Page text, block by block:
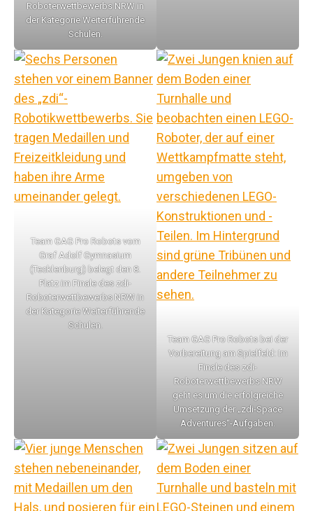
Roboterwettbewerbs NRW in
der Kategorie Weiterführende
Schulen.
Team GAG Pro Robots vom
Graf Adolf Gymnasium
(Tecklenburg) belegt den 8.
Platz im Finale des zdi-
Roboterwettbewerbs NRW in
der Kategorie Weiterführende
Schulen.
Team GAG Pro Robots bei der
Vorbereitung am Spielfeld: Im
Finale des zdi-
Roboterwettbewerbs NRW
geht es um die erfolgreiche
Umsetzung der „zdi-Space
Adventures“-Aufgaben.